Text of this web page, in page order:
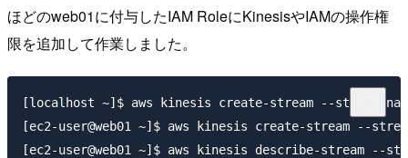
ほどのweb01に付与したIAM RoleにKinesisやIAMの操作権
限を追加して作業しました。
[localhost ~]$ aws kinesis create-stream --stream-
[ec2-user@web01 ~]$ aws kinesis create-stream --
[ec2-user@web01 ~]$ aws kinesis describe-stream --